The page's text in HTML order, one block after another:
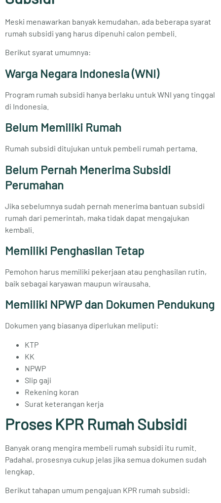
Meski menawarkan banyak kemudahan, ada beberapa syarat
rumah subsidi yang harus dipenuhi calon pembeli.
Berikut syarat umumnya:
Warga Negara Indonesia (WNI)
Program rumah subsidi hanya berlaku untuk WNI yang tinggal
di Indonesia.
Belum Memiliki Rumah
Rumah subsidi ditujukan untuk pembeli rumah pertama.
Belum Pernah Menerima Subsidi
Perumahan
Jika sebelumnya sudah pernah menerima bantuan subsidi
rumah dari pemerintah, maka tidak dapat mengajukan
kembali.
Memiliki Penghasilan Tetap
Pemohon harus memiliki pekerjaan atau penghasilan rutin,
baik sebagai karyawan maupun wirausaha.
Memiliki NPWP dan Dokumen Pendukung
Dokumen yang biasanya diperlukan meliputi:
KTP
KK
NPWP
Slip gaji
Rekening koran
Surat keterangan kerja
Proses KPR Rumah Subsidi
Banyak orang mengira membeli rumah subsidi itu rumit.
Padahal, prosesnya cukup jelas jika semua dokumen sudah
lengkap.
Berikut tahapan umum pengajuan KPR rumah subsidi: